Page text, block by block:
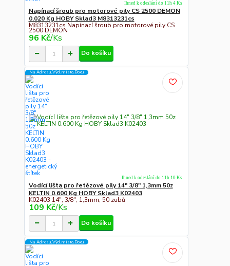
Napínací šroub pro motorové pily CS 2500 DEMON
0.020 Kg HOBY Sklad3 M8313231cs
M8313231cs Napínací šroub pro motorové pily CS
2500 DEMON
96 Kč/Ks
Ihned k odeslání do 11h 4 Ks
Do košíku
Na Adresu,Výd.místo,Boxu
Vodící lišta pro řetězové pily 14" 3/8" 1,3mm 50z
KELTIN 0.600 Kg HOBY Sklad3 K02403
K02403 14", 3/8", 1,3mm, 50 zubů
109 Kč/Ks
Ihned k odeslání do 11h 10 Ks
Do košíku
Na Adresu,Výd.místo,Boxu